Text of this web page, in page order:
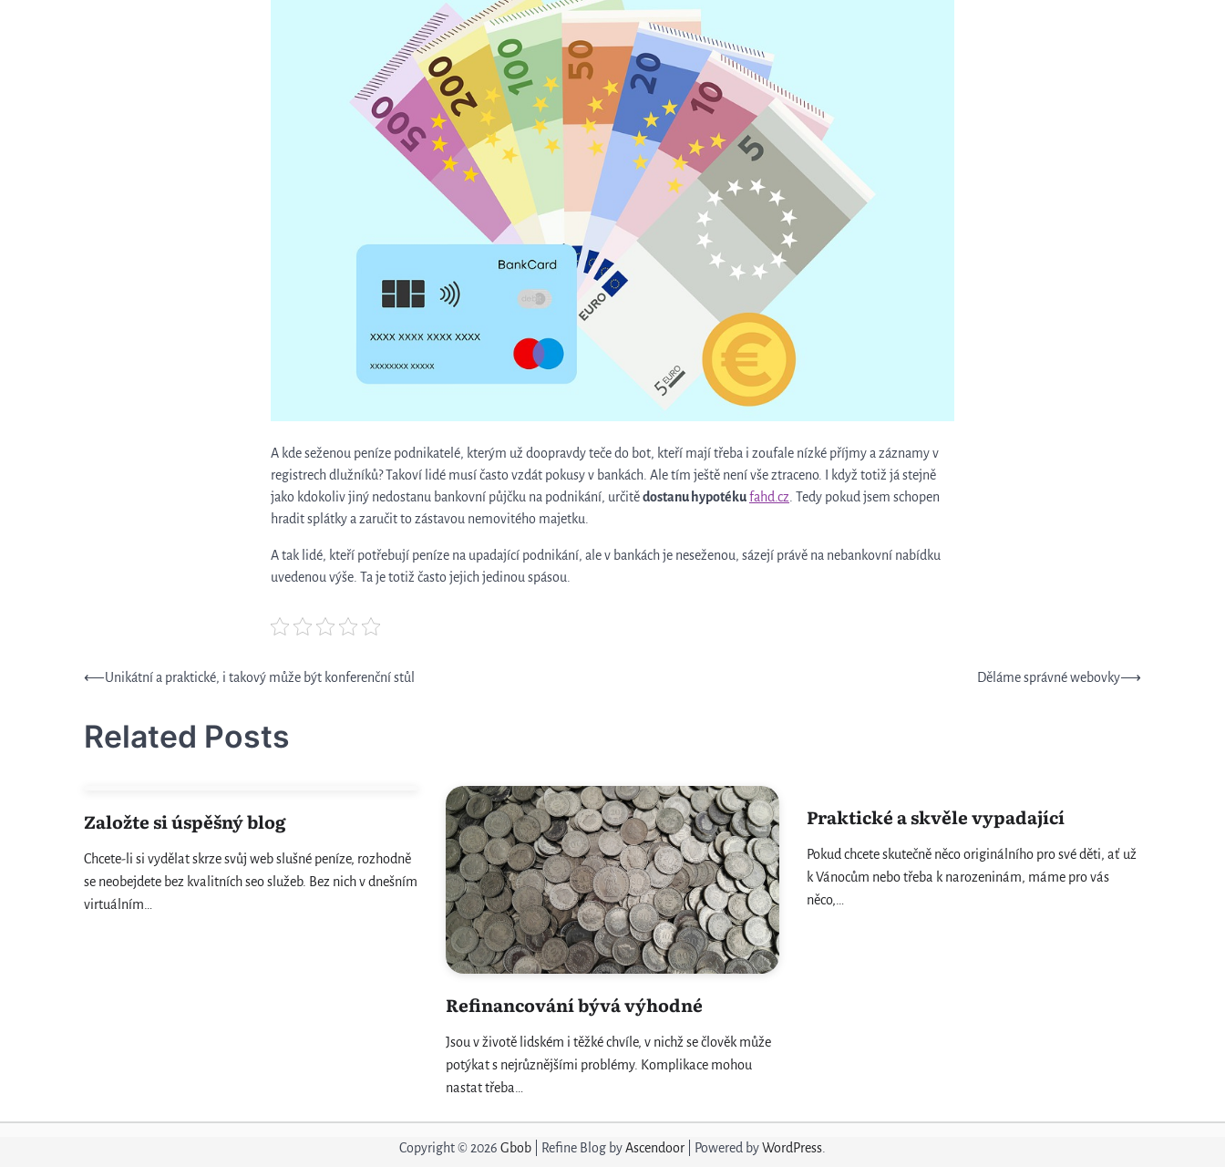
A kde seženou peníze podnikatelé, kterým už doopravdy teče do bot, kteří mají třeba i zoufale nízké příjmy a záznamy v
registrech dlužníků? Takoví lidé musí často vzdát pokusy v bankách. Ale tím ještě není vše ztraceno. I když totiž já stejně
jako kdokoliv jiný nedostanu bankovní půjčku na podnikání, určitědostanu hypotékufahd.cz . Tedy pokud jsem schopen
hradit splátky a zaručit to zástavou nemovitého majetku.
A tak lidé, kteří potřebují peníze na upadající podnikání, ale v bankách je neseženou, sázejí právě na nebankovní nabídku
uvedenou výše. Ta je totiž často jejich jedinou spásou.
Navigace
příspěvek
⟵Unikátní a praktické, i takový může být konferenční stůl Děláme správné webovky⟶
Related Posts
Založte si úspěšný blog
Chcete-li si vydělat skrze svůj web slušné peníze, rozhodně
se neobejdete bez kvalitních seo služeb. Bez nich v dnešním
virtuálním…
Refinancování bývá výhodné
Jsou v životě lidském i těžké chvíle, v nichž se člověk může
potýkat s nejrůznějšími problémy. Komplikace mohou
nastat třeba…
Praktické a skvěle vypadající
Pokud chcete skutečně něco originálního pro své děti, ať už
k Vánocům nebo třeba k narozeninám, máme pro vás
něco,…
Copyright © 2026 Gbob | Refine Blog byAscendoor | Powered byWordPress